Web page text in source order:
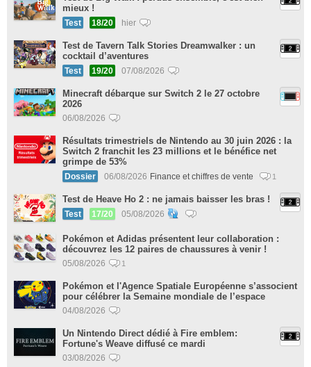
mieux !
Test 18/20 hier
Test de Tavern Talk Stories Dreamwalker : un
cocktail d’aventures
Test 19/20 07/08/2026
Minecraft débarque sur Switch 2 le 27 octobre
2026
06/08/2026
Résultats trimestriels de Nintendo au 30 juin 2026 : la
Switch 2 franchit les 23 millions et le bénéfice net
grimpe de 53%
Dossier 06/08/2026 Finance et chiffres de vente 1
Test de Heave Ho 2 : ne jamais baisser les bras !
Test 17/20 05/08/2026
Pokémon et Adidas présentent leur collaboration :
découvrez les 12 paires de chaussures à venir !
05/08/2026 1
Pokémon et l'Agence Spatiale Européenne s’associent
pour célébrer la Semaine mondiale de l’espace
04/08/2026
Un Nintendo Direct dédié à Fire emblem:
Fortune's Weave diffusé ce mardi
03/08/2026